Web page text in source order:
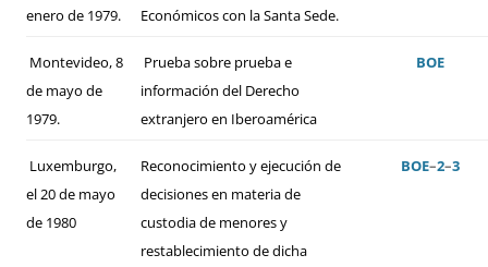
enero de 1979.
Económicos con la Santa Sede.
Montevideo, 8
de mayo de
1979.
Prueba sobre prueba e
información del Derecho
extranjero en Iberoamérica
BOE
Luxemburgo,
el 20 de mayo
de 1980
Reconocimiento y ejecución de
decisiones en materia de
custodia de menores y
restablecimiento de dicha
BOE–2–3